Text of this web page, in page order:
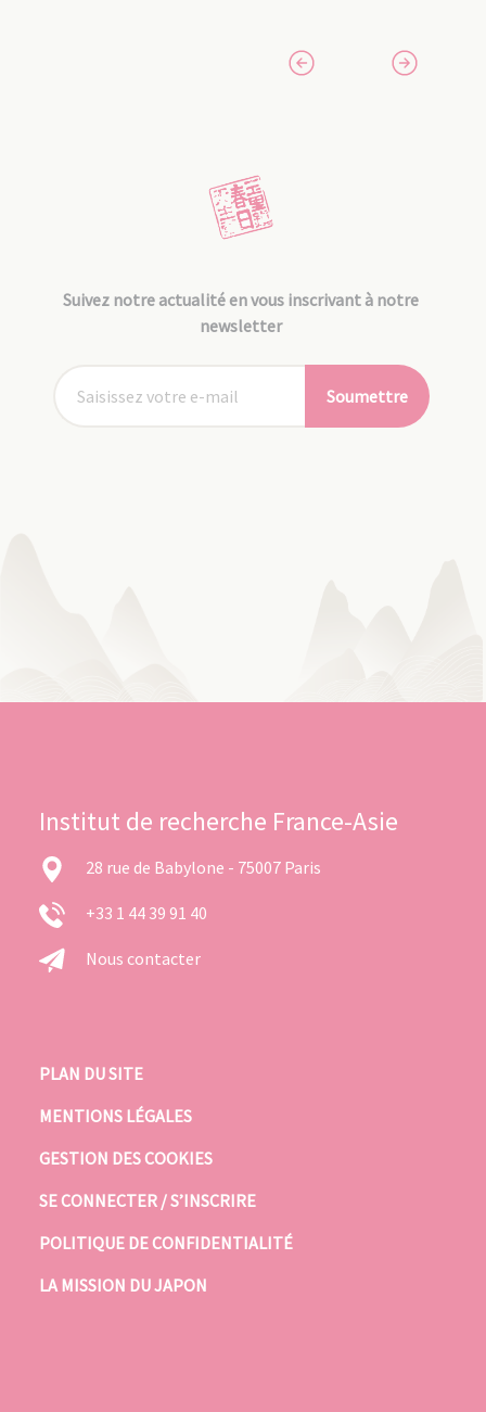
Suivez notre actualité en vous inscrivant à notre
newsletter
Soumettre
Institut de recherche France-Asie
28 rue de Babylone - 75007 Paris
+33 1 44 39 91 40
Nous contacter
PLAN DU SITE
MENTIONS LÉGALES
GESTION DES COOKIES
SE CONNECTER / S’INSCRIRE
POLITIQUE DE CONFIDENTIALITÉ
LA MISSION DU JAPON